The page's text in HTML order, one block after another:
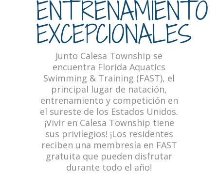
ENTRENAMIENTO
EXCEPCIONALES
Junto Calesa Township se
encuentra Florida Aquatics
Swimming & Training (FAST), el
principal lugar de natación,
entrenamiento y competición en
el sureste de los Estados Unidos.
¡Vivir en Calesa Township tiene
sus privilegios! ¡Los residentes
reciben una membresía en FAST
gratuita que pueden disfrutar
durante todo el año!